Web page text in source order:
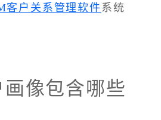
客户关系管理软件系统
像包含哪些